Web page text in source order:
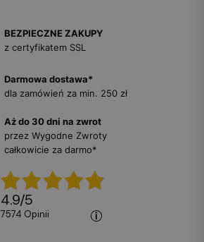
BEZPIECZNE ZAKUPY
z certyfikatem SSL
Darmowa dostawa*
dla zamówień za min. 250 zł
Aż do 30 dni na zwrot
przez Wygodne Zwroty
całkowicie za darmo*
4.9/5
7574 opinii